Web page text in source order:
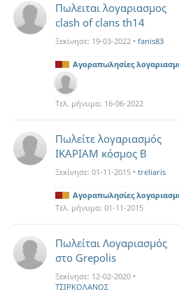
Πωλειται λογαριασμος
clash of clans th14
Ξεκίνησε: 19-03-2022 • fanis83
Αγοραπωλησίες
Τελ. μήνυμα: 16-06-2022
Πωλείτε λογαριασμός
ΙΚΑΡΙΑΜ κόσμος Β
Ξεκίνησε: 01-11-2015 • treliaris
Αγοραπωλησίες
Τελ. μήνυμα: 01-11-2015
Πωλείται Λογαριασμός
στο Grepolis
Ξεκίνησε: 12-02-2020 •
ΤΣΙΡΚΟΛΑΝΟΣ